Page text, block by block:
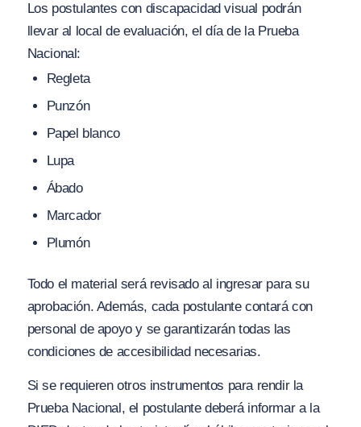
Los postulantes con discapacidad visual podrán
llevar al local de evaluación, el día de la Prueba
Nacional:
Regleta
Punzón
Papel blanco
Lupa
Ábado
Marcador
Plumón
Todo el material será revisado al ingresar para su
aprobación. Además, cada postulante contará con
personal de apoyo y se garantizarán todas las
condiciones de accesibilidad necesarias.
Si se requieren otros instrumentos para rendir la
Prueba Nacional, el postulante deberá informar a la